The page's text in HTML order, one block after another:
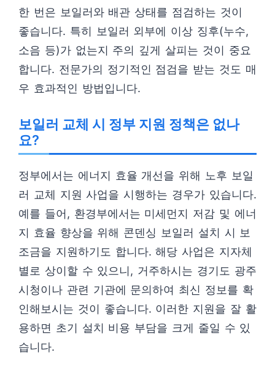
한 번은 보일러와 배관 상태를 점검하는 것이
좋습니다. 특히 보일러 외부에 이상 징후(누수,
소음 등)가 없는지 주의 깊게 살피는 것이 중요
합니다. 전문가의 정기적인 점검을 받는 것도 매
우 효과적인 방법입니다.
보일러 교체 시 정부 지원 정책은 없나
요?
정부에서는 에너지 효율 개선을 위해 노후 보일
러 교체 지원 사업을 시행하는 경우가 있습니다.
예를 들어, 환경부에서는 미세먼지 저감 및 에너
지 효율 향상을 위해 콘덴싱 보일러 설치 시 보
조금을 지원하기도 합니다. 해당 사업은 지자체
별로 상이할 수 있으니, 거주하시는 경기도 광주
시청이나 관련 기관에 문의하여 최신 정보를 확
인해보시는 것이 좋습니다. 이러한 지원을 잘 활
용하면 초기 설치 비용 부담을 크게 줄일 수 있
습니다.